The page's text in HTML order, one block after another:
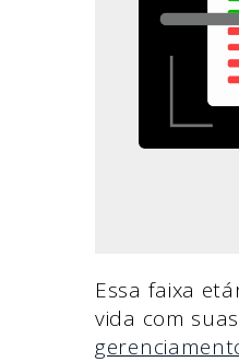
Essa faixa
vida com